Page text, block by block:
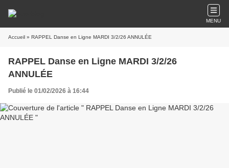
MENU
Accueil » RAPPEL Danse en Ligne MARDI 3/2/26 ANNULÉE
RAPPEL Danse en Ligne MARDI 3/2/26
ANNULÉE
Publié le 01/02/2026 à 16:44